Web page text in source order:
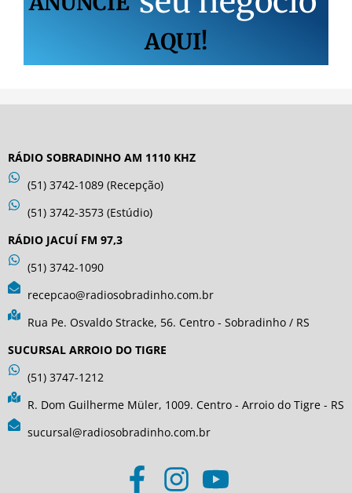
AQUI!
RÁDIO SOBRADINHO AM 1110 KHZ
(51) 3742-1089 (Recepção)
(51) 3742-3573 (Estúdio)
RÁDIO JACUÍ FM 97,3
(51) 3742-1090
recepcao@radiosobradinho.com.br
Rua Pe. Osvaldo Stracke, 56. Centro - Sobradinho / RS
SUCURSAL ARROIO DO TIGRE
(51) 3747-1212
R. Dom Guilherme Müler, 1009. Centro - Arroio do Tigre - RS
sucursal@radiosobradinho.com.br